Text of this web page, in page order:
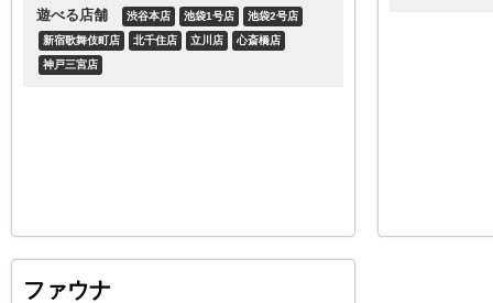
遊べる店舗 渋谷本店 池袋1号店
池袋2号店
新宿歌舞伎町店
北千住店 立川店
心斎橋店
神戸三宮店
ファウナ